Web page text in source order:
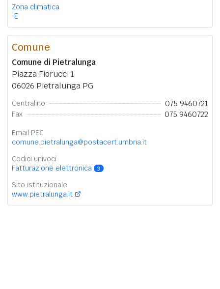
Zona climatica
E
Comune
Comune di Pietralunga
Piazza Fiorucci 1
06026 Pietralunga PG
Centralino 075 9460721
Fax 075 9460722
Email PEC
comune.pietralunga@postacert.umbria.it
Codici univoci
Fatturazione elettronica
3
Sito istituzionale
www.pietralunga.it